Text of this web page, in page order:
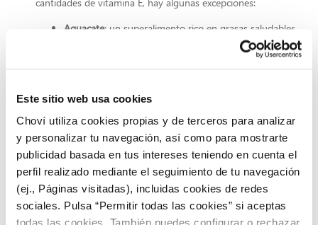
Este sitio web usa cookies
Choví utiliza cookies propias y de terceros para analizar
y personalizar tu navegación, así como para mostrarte
publicidad basada en tus intereses teniendo en cuenta el
perfil realizado mediante el seguimiento de tu navegación
(ej., Páginas visitadas), incluidas cookies de redes
sociales. Pulsa “Permitir todas las cookies” si aceptas
cantidades de vitamina E, hay algunas excepciones:
Aguacate: un superalimento rico en grasas saludables
: dulce, jugoso y un aporte extra de
antioxidantes para proteger tu piel del
Kiwi: refrescante y lleno de antioxidantes, perfecto
para revitalizar tu piel desde dentro.
👉Tip saludable:Prepara un smoothie con aguacate,
mango y espinacas para una dosis potente de vitamina E.
¡Disfruta de las
recetas con aguacate
que tenemos en
Choví!